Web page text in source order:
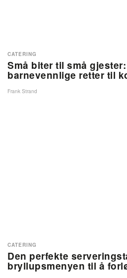
Små biter til små
barnevennlige retter til
CATERING
Frank Strand
Den perfekte
bryllupsmenyen til å
CATERING